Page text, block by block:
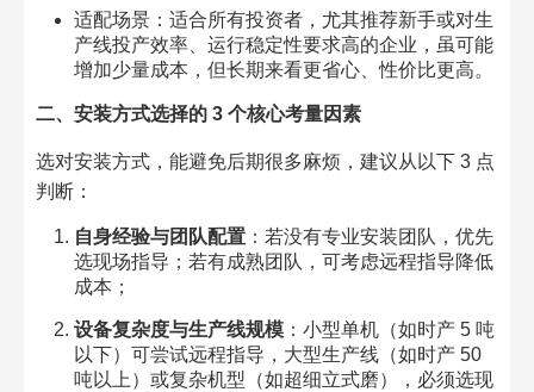
适配场景：适合所有投资者，尤其推荐新手或对生
产线投产效率、运行稳定性要求高的企业，虽可能
增加少量成本，但长期来看更省心、性价比更高。
二、安装方式选择的 3 个核心考量因素
选对安装方式，能避免后期很多麻烦，建议从以下 3 点
判断：
自身经验与团队配置：若没有专业安装团队，优先
选现场指导；若有成熟团队，可考虑远程指导降低
成本；
设备复杂度与生产线规模：小型单机（如时产 5 吨
以下）可尝试远程指导，大型生产线（如时产 50
吨以上）或复杂机型（如超细立式磨），必须选现